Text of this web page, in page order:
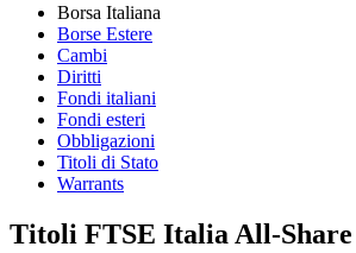
Borsa Italiana
Borse Estere
Cambi
Diritti
Fondi italiani
Fondi esteri
Obbligazioni
Titoli di Stato
Warrants
Titoli FTSE Italia All-Share